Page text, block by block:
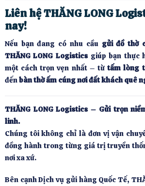
Liên hệ THĂNG LONG
nay!
Nếu bạn đang có nhu cầu gửi đồ thờ
THĂNG LONG Logisticsgiúp bạn thực
một cách trọn vẹn nhất – từtấm lòng
đếnbàn thờ ấm cúng nơi đất khách quê
THĂNG LONG Logistics – Gửi trọn
linh.
Chúng tôi không chỉ là đơn vị vận
đồng hành trong từng giá trị truyền
nơi xa xứ.
Bên cạnh Dịch vụ gửi hàng Quốc Tế,